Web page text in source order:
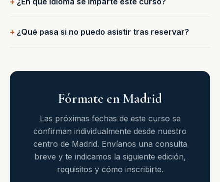
¿Qué pasa si no puedo asistir tras reservar?
Fórmate en Madrid
Las próximas fechas de este curso se
confirman individualmente desde nuestro
centro de Madrid. Envíanos una consulta
breve y te indicamos la siguiente edición,
requisitos y cómo inscribirte.